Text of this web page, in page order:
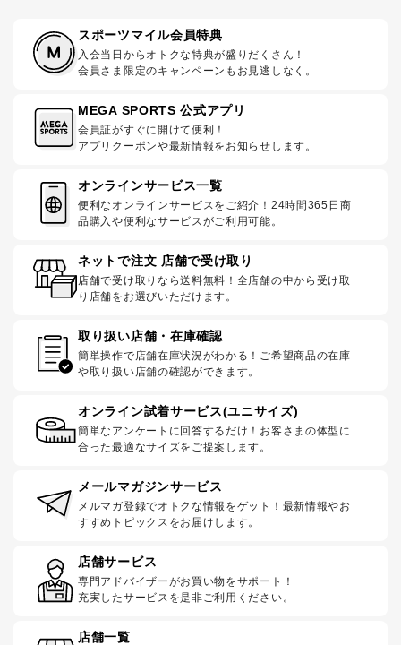
スポーツマイル会員特典
入会当日からオトクな特典が盛りだくさん！
会員さま限定のキャンペーンもお見逃しなく。
MEGA SPORTS 公式アプリ
会員証がすぐに開けて便利！
アプリクーポンや最新情報をお知らせします。
オンラインサービス一覧
便利なオンラインサービスをご紹介！24時間365日商
品購入や便利なサービスがご利用可能。
ネットで注文 店舗で受け取り
店舗で受け取りなら送料無料！全店舗の中から受け取
り店舗をお選びいただけます。
取り扱い店舗・在庫確認
簡単操作で店舗在庫状況がわかる！ご希望商品の在庫
や取り扱い店舗の確認ができます。
オンライン試着サービス(ユニサイズ)
簡単なアンケートに回答するだけ！お客さまの体型に
合った最適なサイズをご提案します。
メールマガジンサービス
メルマガ登録でオトクな情報をゲット！最新情報やお
すすめトピックスをお届けします。
店舗サービス
専門アドバイザーがお買い物をサポート！
充実したサービスを是非ご利用ください。
店舗一覧